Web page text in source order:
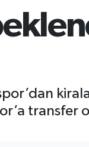
transfer